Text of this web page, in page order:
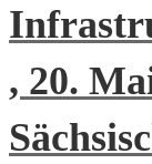
, 20.